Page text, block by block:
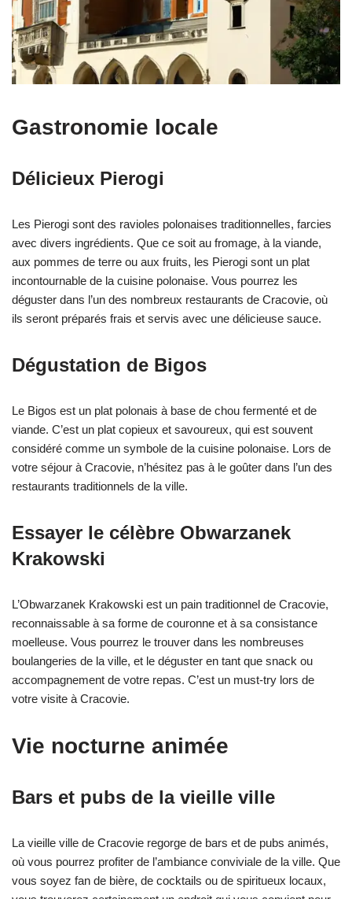
Gastronomie locale
Délicieux Pierogi
Les Pierogi sont des ravioles polonaises traditionnelles, farcies
avec divers ingrédients. Que ce soit au fromage, à la viande,
aux pommes de terre ou aux fruits, les Pierogi sont un plat
incontournable de la cuisine polonaise. Vous pourrez les
déguster dans l’un des nombreux restaurants de Cracovie, où
ils seront préparés frais et servis avec une délicieuse sauce.
Dégustation de Bigos
Le Bigos est un plat polonais à base de chou fermenté et de
viande. C’est un plat copieux et savoureux, qui est souvent
considéré comme un symbole de la cuisine polonaise. Lors de
votre séjour à Cracovie, n’hésitez pas à le goûter dans l’un des
restaurants traditionnels de la ville.
Essayer le célèbre Obwarzanek
Krakowski
L’Obwarzanek Krakowski est un pain traditionnel de Cracovie,
reconnaissable à sa forme de couronne et à sa consistance
moelleuse. Vous pourrez le trouver dans les nombreuses
boulangeries de la ville, et le déguster en tant que snack ou
accompagnement de votre repas. C’est un must-try lors de
votre visite à Cracovie.
Vie nocturne animée
Bars et pubs de la vieille ville
La vieille ville de Cracovie regorge de bars et de pubs animés,
où vous pourrez profiter de l’ambiance conviviale de la ville. Que
vous soyez fan de bière, de cocktails ou de spiritueux locaux,